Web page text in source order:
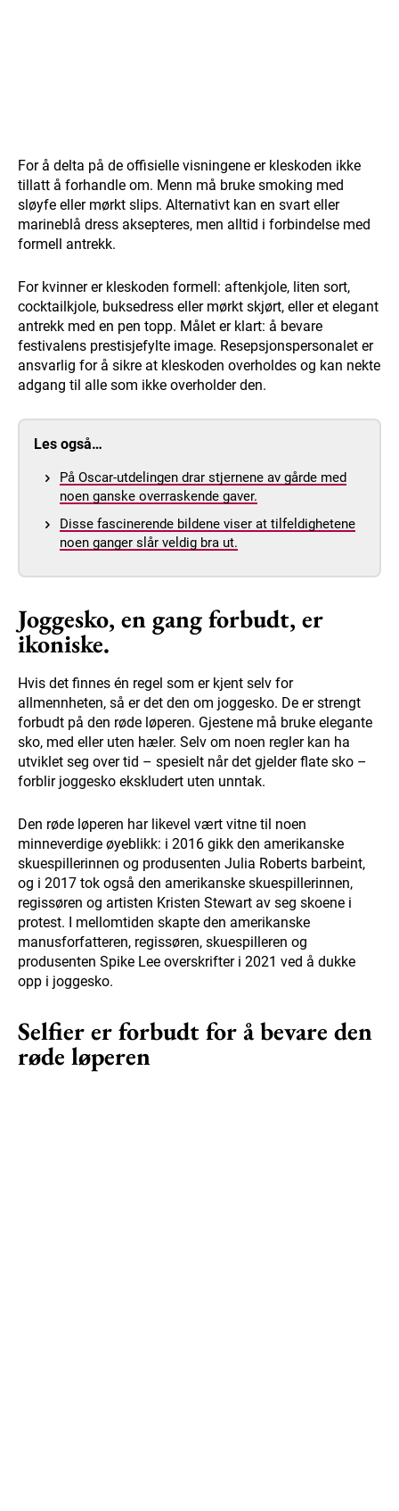
For å delta på de offisielle visningene er kleskoden ikke
tillatt å forhandle om. Menn må bruke smoking med
sløyfe eller mørkt slips. Alternativt kan en svart eller
marineblå dress aksepteres, men alltid i forbindelse med
formell antrekk.
For kvinner er kleskoden formell: aftenkjole, liten sort,
cocktailkjole, buksedress eller mørkt skjørt, eller et elegant
antrekk med en pen topp. Målet er klart: å bevare
festivalens prestisjefylte image. Resepsjonspersonalet er
ansvarlig for å sikre at kleskoden overholdes og kan nekte
adgang til alle som ikke overholder den.
Les også…
På Oscar-utdelingen drar stjernene av gårde med
noen ganske overraskende gaver.
Disse fascinerende bildene viser at tilfeldighetene
noen ganger slår veldig bra ut.
Joggesko, en gang forbudt, er
ikoniske.
Hvis det finnes én regel som er kjent selv for
allmennheten, så er det den om joggesko. De er strengt
forbudt på den røde løperen. Gjestene må bruke elegante
sko, med eller uten hæler. Selv om noen regler kan ha
utviklet seg over tid – spesielt når det gjelder flate sko –
forblir joggesko ekskludert uten unntak.
Den røde løperen har likevel vært vitne til noen
minneverdige øyeblikk: i 2016 gikk den amerikanske
skuespillerinnen og produsenten Julia Roberts barbeint,
og i 2017 tok også den amerikanske skuespillerinnen,
regissøren og artisten Kristen Stewart av seg skoene i
protest. I mellomtiden skapte den amerikanske
manusforfatteren, regissøren, skuespilleren og
produsenten Spike Lee overskrifter i 2021 ved å dukke
opp i joggesko.
Selfier er forbudt for å bevare den
røde løperen